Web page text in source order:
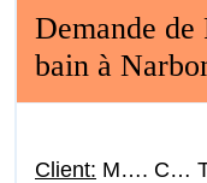
Demande de
bain à
Client: M…. C…